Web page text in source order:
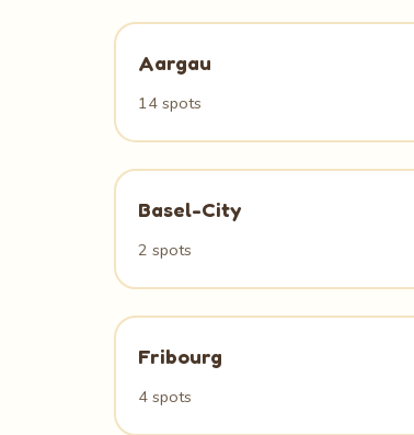
Aargau
14 spots
Basel-City
2 spots
Fribourg
4 spots